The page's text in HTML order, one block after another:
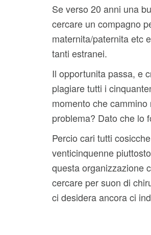
Se verso 20 anni una
cercare un compagno
maternita/paternita etc
tanti estranei.
Il opportunita passa, e
plagiare tutti i
momento che
problema? Dato che lo
Percio cari tutti
venticinquenne
questa organizzazione
cercare per suon di
ci desidera ancora ci